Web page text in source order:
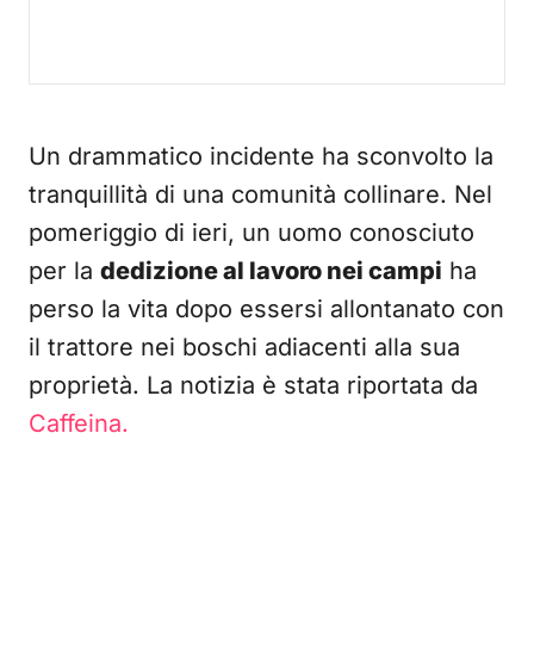
Un drammatico incidente ha sconvolto la
tranquillità di una comunità collinare. Nel
pomeriggio di ieri, un uomo conosciuto
per la dedizione al lavoro nei campi ha
perso la vita dopo essersi allontanato con
il trattore nei boschi adiacenti alla sua
proprietà. La notizia è stata riportata da
Caffeina.